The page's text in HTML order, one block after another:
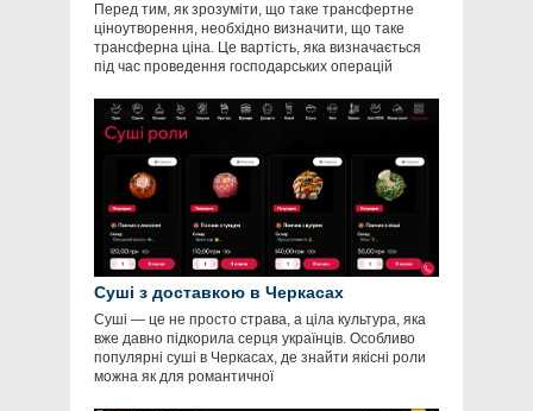
Перед тим, як зрозуміти, що таке трансфертне
ціноутворення, необхідно визначити, що таке
трансферна ціна. Це вартість, яка визначається
під час проведення господарських операцій
Суші з доставкою в Черкасах
Суші — це не просто страва, а ціла культура, яка
вже давно підкорила серця українців. Особливо
популярні суші в Черкасах, де знайти якісні роли
можна як для романтичної